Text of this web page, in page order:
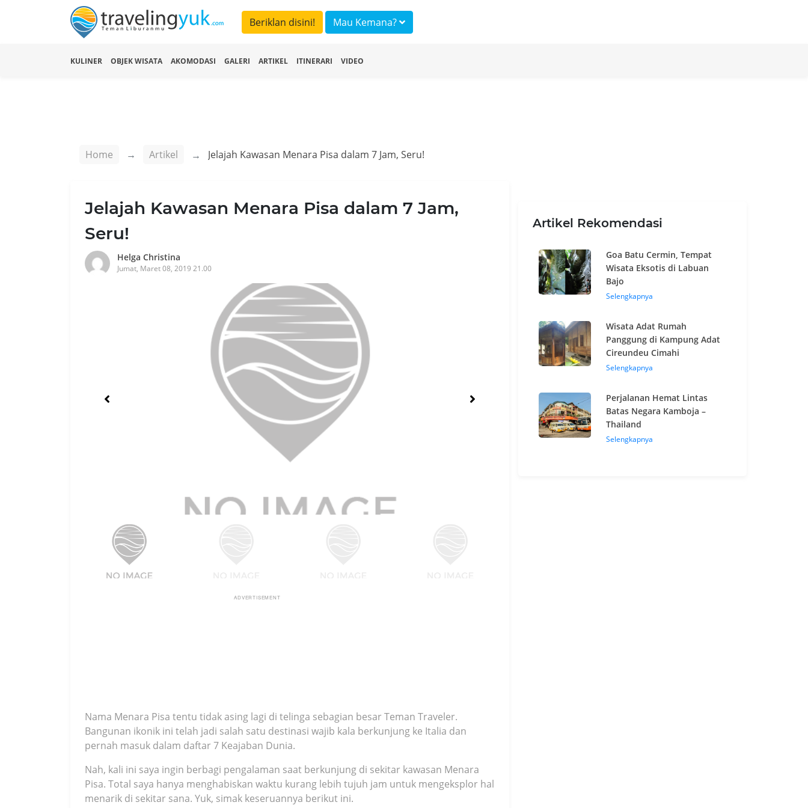
Beriklan disini! Mau Kemana?
KULINER OBJEK WISATA AKOMODASI GALERI ARTIKEL ITINERARI VIDEO
Home Artikel Jelajah Kawasan Menara Pisa dalam 7 Jam, Seru!
Jelajah Kawasan Menara Pisa dalam 7 Jam,
Seru!
Helga Christina
Jumat, Maret 08, 2019 21.00
ADVERTISEMENT
Nama Menara Pisa tentu tidak asing lagi di telinga sebagian besar Teman Traveler.
Bangunan ikonik ini telah jadi salah satu destinasi wajib kala berkunjung ke Italia dan
pernah masuk dalam daftar 7 Keajaban Dunia.
Nah, kali ini saya ingin berbagi pengalaman saat berkunjung di sekitar kawasan Menara
Pisa. Total saya hanya menghabiskan waktu kurang lebih tujuh jam untuk mengeksplor hal
menarik di sekitar sana. Yuk, simak keseruannya berikut ini.
Artikel Rekomendasi
Goa Batu Cermin, Tempat
Wisata Eksotis di Labuan
Bajo
Selengkapnya
Wisata Adat Rumah
Panggung di Kampung Adat
Cireundeu Cimahi
Selengkapnya
Perjalanan Hemat Lintas
Batas Negara Kamboja –
Thailand
Selengkapnya